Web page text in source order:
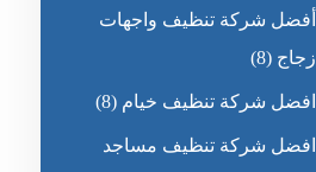
أفضل شركة تنظيف واجهات
زجاج (8)
افضل شركة تنظيف خيام (8)
افضل شركة تنظيف مساجد